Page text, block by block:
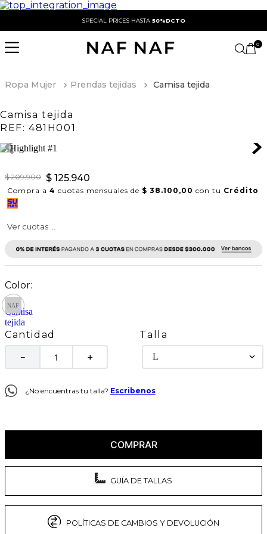
SPECIAL PRICES HASTA 50%DCTO
0
Ropa Mujer Prendas tejidas Camisa tejida
Camisa tejida
REF: 481H001
$ 209.900 $ 125.940
Compra a 4 cuotas mensuales de $ 38.100,00 con tu Crédito
Ver cuotas ...
Cantidad
＋
－
Talla
L
¿No encuentras tu talla? Escribenos
COMPRAR
GUÍA DE TALLAS
POLÍTICAS DE CAMBIOS Y DEVOLUCIÓN